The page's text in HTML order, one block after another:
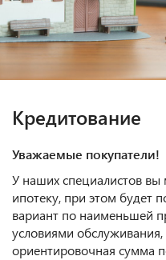
Кредитование
Уважаемые покупатели!
У наших специалистов
ипотеку, при этом будет
вариант по наименьшей
условиями
ориентировочная сумма